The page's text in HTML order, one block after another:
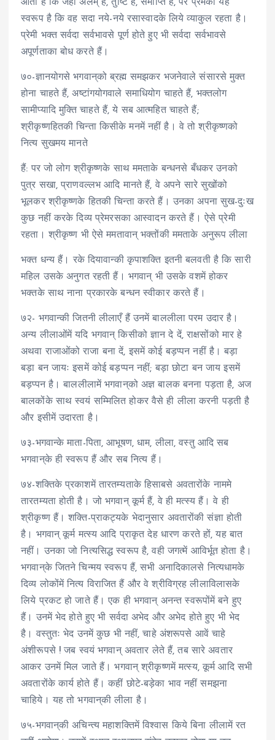
आती है कि जहाँ अलम् है, तुष्टि है, समाप्ति है, पर प्रेमका यह
स्वरूप है कि वह सदा नये-नये रसास्वादके लिये व्याकुल रहता है।
प्रेमी भक्त सर्वदा सर्वभावसे पूर्ण होते हुए भी सर्वदा सर्वभावसे
अपूर्णताका बोध करते हैं।
७०-ज्ञानयोगसे भगवान्‌को ब्रह्म समझकर भजनेवाले संसारसे मुक्त
होना चाहते हैं, अष्टांगयोगवाले समाधियोग चाहते हैं, भक्तलोग
सामीप्यादि मुक्ति चाहते हैं, ये सब आत्महित चाहते हैं;
श्रीकृष्णहितकी चिन्ता किसीके मनमें नहीं है। वे तो श्रीकृष्णको
नित्य सुखमय मानते
हैं: पर जो लोग श्रीकृष्णके साथ ममताके बन्धनसे बँधकर उनको
पुत्र सखा, प्राणवल्लभ आदि मानते हैं, वे अपने सारे सुखोंको
भूलकर श्रीकृष्णके हितकी चिन्ता करते हैं। उनका अपना सुख-दुःख
कुछ नहीं करके दिव्य प्रेमरसका आस्वादन करते हैं। ऐसे प्रेमी
रहता। श्रीकृष्ण भी ऐसे ममतावान् भक्तोंकी ममताके अनुरूप लीला
भक्त धन्य हैं। रके दियावान्की कृपाशक्ति इतनी बलवती है कि सारी
महिल उसके अनुगत रहती हैं। भगवान् भी उसके वशमें होकर
भक्तके साथ नाना प्रकारके बन्धन स्वीकार करते हैं।
७२- भगवान्की जितनी लीलाएँ हैं उनमें बाललीला परम उदार है।
अन्य लीलाओंमें यदि भगवान् किसीको ज्ञान दे दें, राक्षसोंको मार हे
अथवा राजाओंको राजा बना दें, इसमें कोई बड़प्पन नहीं है। बड़ा
बड़ा बन जायः इसमें कोई बड़प्पन नहीं; बड़ा छोटा बन जाय इसमें
बड़प्पन है। बाललीलामें भगवान्‌को अज्ञ बालक बनना पड़ता है, अज
बालकोंके साथ स्वयं सम्मिलित होकर वैसे ही लीला करनी पड़ती है
और इसीमें उदारता है।
७३-भगवान्के माता-पिता, आभूषण, धाम, लीला, वस्तु आदि सब
भगवान्‌के ही स्वरूप हैं और सब नित्य हैं।
७४-शक्तिके प्रकाशमें तारतम्यताके हिसाबसे अवतारोंके नाममे
तारतम्यता होती है। जो भगवान् कूर्म हैं, वे ही मत्स्य हैं। वे ही
श्रीकृष्ण हैं। शक्ति-प्राकट्यके भेदानुसार अवतारोंकी संज्ञा होती
है। भगवान् कूर्म मत्स्य आदि प्राकृत देह धारण करते हों, यह बात
नहीं। उनका जो नित्यसिद्ध स्वरूप है, वही जगत्में आविर्भूत होता है।
भगवान्‌के जितने चिन्मय स्वरूप हैं, सभी अनादिकालसे नित्यधामके
दिव्य लोकोंमें नित्य विराजित हैं और वे श्रीविग्रह लीलाविलासके
लिये प्रकट हो जाते हैं। एक ही भगवान् अनन्त स्वरूपोंमें बने हुए
हैं। उनमें भेद होते हुए भी सर्वदा अभेद और अभेद होते हुए भी भेद
है। वस्तुतः भेद उनमें कुछ भी नहीं, चाहे अंशरूपसे आवें चाहे
अंशीरूपसे ! जब स्वयं भगवान् अवतार लेते हैं, तब सारे अवतार
आकर उनमें मिल जाते हैं। भगवान् श्रीकृष्णमें मत्स्य, कूर्म आदि सभी
अवतारोंके कार्य होते हैं। कहीं छोटे-बड़ेका भाव नहीं समझना
चाहिये। यह तो भगवान्‌की लीला है।
७५-भगवान्‌की अचिन्त्य महाशक्तिमें विश्वास किये बिना लीलामें रत